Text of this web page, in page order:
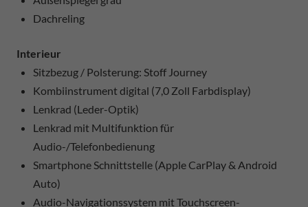
Dachreling
Interieur
Sitzbezug / Polsterung: Stoff Journey
Kombiinstrument digital (7,0 Zoll Farbdisplay)
Lenkrad (Leder-Optik)
Lenkrad mit Multifunktion für
Audio-/Telefonbedienung
Smartphone Schnittstelle (Apple CarPlay & Android
Auto)
Audio-Navigationssystem mit Touchscreen-